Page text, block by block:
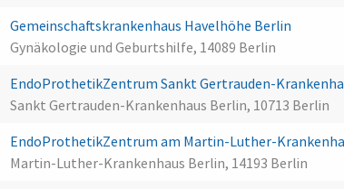
Gemeinschaftskrankenhaus Havelhöhe Berlin
Gynäkologie und Geburtshilfe, 14089 Berlin
EndoProthetikZentrum Sankt Gertrauden-
Sankt Gertrauden-Krankenhaus Berlin, 10713 Berlin
EndoProthetikZentrum am Martin-Luther-
Martin-Luther-Krankenhaus Berlin, 14193 Berlin